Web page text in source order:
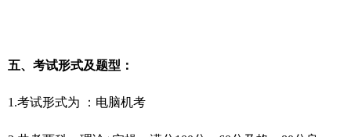
五、考试形式及题型：
1.考试形式为 ：电脑机考